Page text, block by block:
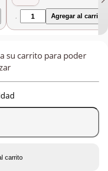
Agregar al carrito
su carrito para poder
carrito